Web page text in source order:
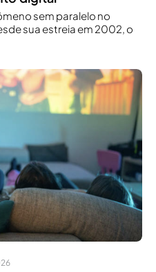
sem paralelo no
sua estreia em 2002, o